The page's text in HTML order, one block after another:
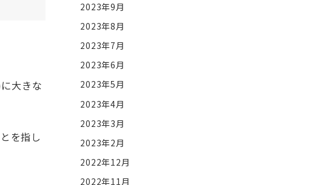
大きな
を指し
2023年9月
2023年8月
2023年7月
2023年6月
2023年5月
2023年4月
2023年3月
2023年2月
2022年12月
2022年11月